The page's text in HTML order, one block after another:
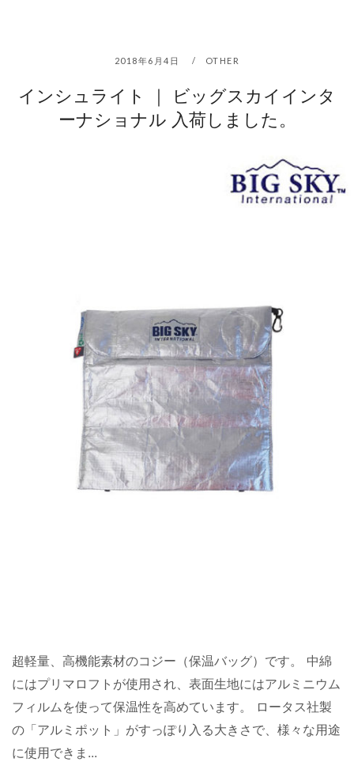
2018年6月4日 OTHER
インシュライト ｜ ビッグスカイインタ
ーナショナル 入荷しました。
超軽量、高機能素材のコジー（保温バッグ）です。 中綿
にはプリマロフトが使用され、表面生地にはアルミニウム
フィルムを使って保温性を高めています。 ロータス社製
の「アルミポット」がすっぽり入る大きさで、様々な用途
に使用できま...